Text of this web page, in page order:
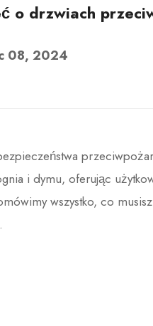
o drzwiach
08, 2024
i dymu, oferując
wszystko, co